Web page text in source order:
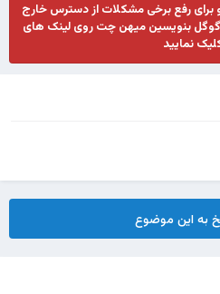
رفع برخی مشکلات از دسترس خارج
بنویسین میهن چت روی لینک های
نمایید
به این موضوع